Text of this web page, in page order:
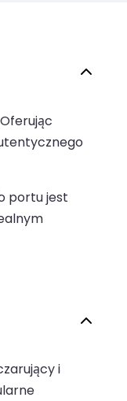
portu jest
i